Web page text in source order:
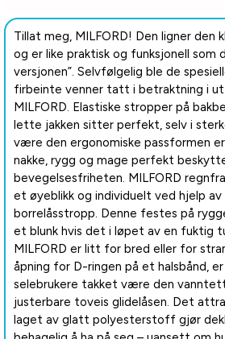
Tillat meg, MILFORD! Den ligner den
og er like praktisk og funksjonell som
versjonen”. Selvfølgelig ble de
firbeinte venner tatt i betraktning i
MILFORD. Elastiske stropper på
lette jakken sitter perfekt, selv i
være den ergonomiske passformen
nakke, rygg og mage perfekt
bevegelsesfriheten. MILFORD
et øyeblikk og individuelt ved hjelp av
borrelåsstropp. Denne festes på
et blunk hvis det i løpet av en fuktig
MILFORD er litt for bred eller for
åpning for D-ringen på et halsbånd,
selebrukere takket være den
justerbare toveis glidelåsen. Det
laget av glatt polyesterstoff gjør